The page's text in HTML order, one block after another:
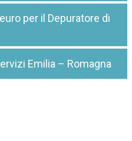
per il Depuratore di
Emilia – Romagna